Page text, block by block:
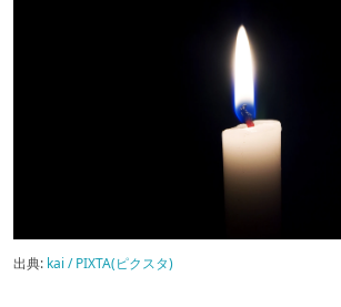
出典: kai / PIXTA(ピクスタ)